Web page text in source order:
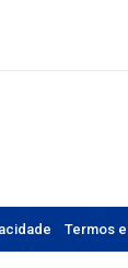
Termos